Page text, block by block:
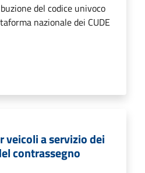
del codice univoco
nazionale dei CUDE
veicoli a servizio dei
contrassegno